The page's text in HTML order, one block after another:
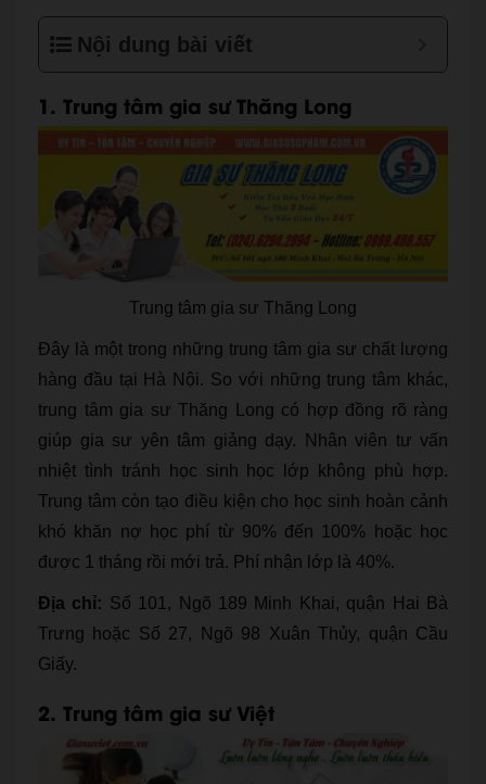
Nội dung bài viết
1. Trung tâm gia sư Thăng Long
Trung tâm gia sư Thăng Long
Đây là một trong những trung tâm gia sư chất lượng
hàng đầu tại Hà Nội. So với những trung tâm khác,
trung tâm gia sư Thăng Long có hợp đồng rõ ràng
giúp gia sư yên tâm giảng dạy. Nhân viên tư vấn
nhiệt tình tránh học sinh học lớp không phù hợp.
Trung tâm còn tạo điều kiện cho học sinh hoàn cảnh
khó khăn nợ học phí từ 90% đến 100% hoặc học
được 1 tháng rồi mới trả. Phí nhận lớp là 40%.
Địa chỉ: Số 101, Ngõ 189 Minh Khai, quận Hai Bà
Trưng hoặc Số 27, Ngõ 98 Xuân Thủy, quận Cầu
Giấy.
2. Trung tâm gia sư Việt